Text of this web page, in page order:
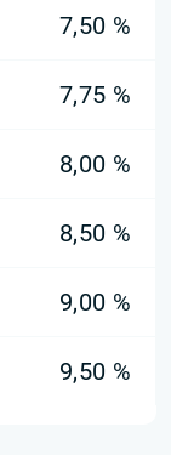
7,50 %
7,75 %
8,00 %
8,50 %
9,00 %
9,50 %